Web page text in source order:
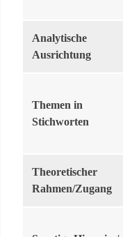
Analytische
Ausrichtung
Themen in
Stichworten
Theoretischer
Rahmen/Zugang